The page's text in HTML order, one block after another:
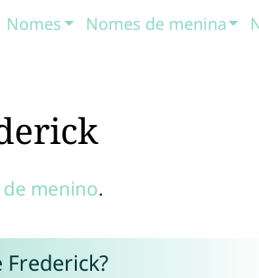
Nomes Nomes de menina
menino.